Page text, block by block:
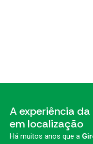
A experiência
em localização
Há muitos anos que a